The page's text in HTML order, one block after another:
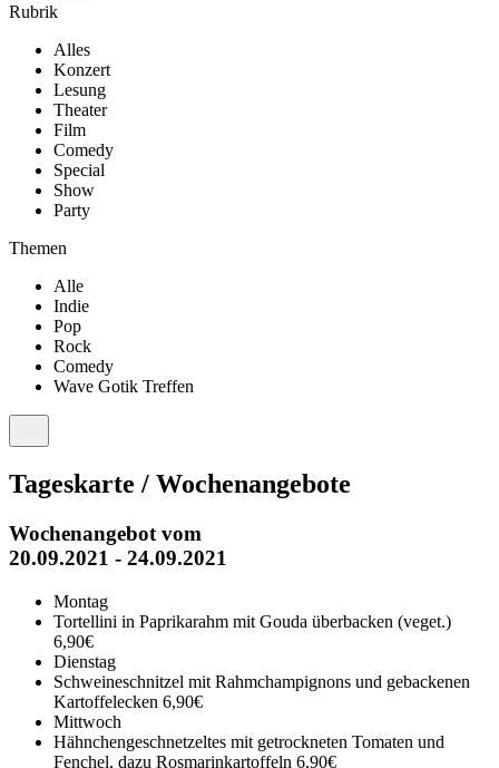
Rubrik
Alles
Konzert
Lesung
Theater
Film
Comedy
Special
Show
Party
Themen
Alle
Indie
Pop
Rock
Comedy
Wave Gotik Treffen
Tageskarte / Wochenangebote
Wochenangebot vom
20.09.2021 - 24.09.2021
Montag
Tortellini in Paprikarahm mit Gouda überbacken (veget.)
6,90€
Dienstag
Schweineschnitzel mit Rahmchampignons und gebackenen
Kartoffelecken 6,90€
Mittwoch
Hähnchengeschnetzeltes mit getrockneten Tomaten und
Fenchel, dazu Rosmarinkartoffeln 6,90€